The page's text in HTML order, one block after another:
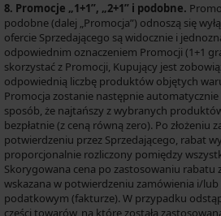
8. Promocje „1+1”, „2+1” i podobne.
podobne (dalej „Promocja”) odnoszą się
ofercie Sprzedającego są widocznie i
odpowiednim oznaczeniem Promocji (1+1
skorzystać z Promocji, Kupujący jest
odpowiednią liczbę produktów objętych
Promocja zostanie następnie
sposób, że najtańszy z wybranych
bezpłatnie (z ceną równą zero). Po złożeniu
potwierdzeniu przez Sprzedającego, rabat
proporcjonalnie rozliczony pomiędzy
Skorygowana cena po zastosowaniu rabatu
wskazana w potwierdzeniu zamówienia i/
podatkowym (fakturze). W przypadku
części towarów, na które została